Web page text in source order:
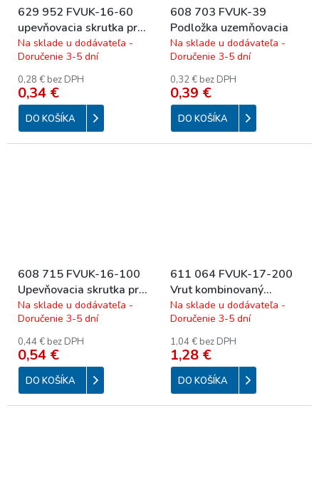
629 952 FVUK-16-60
upevňovacia skrutka pre
montážne držiaky 60x8
Na sklade u dodávateľa -
Doručenie 3-5 dní
0,28 € bez DPH
0,34 €
DO KOŠÍKA
608 703 FVUK-39
Podložka uzemňovacia
Na sklade u dodávateľa -
Doručenie 3-5 dní
0,32 € bez DPH
0,39 €
DO KOŠÍKA
608 715 FVUK-16-100
Upevňovacia skrutka pre
strešné háky 100x8mm
(vrut) (bal 150ks)
Na sklade u dodávateľa -
Doručenie 3-5 dní
0,44 € bez DPH
0,54 €
DO KOŠÍKA
611 064 FVUK-17-200
Vrut kombinovaný
šesthran M10 200 mm
Na sklade u dodávateľa -
Doručenie 3-5 dní
1,04 € bez DPH
1,28 €
DO KOŠÍKA